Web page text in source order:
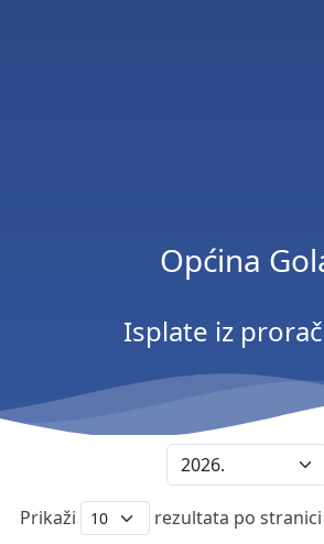
Općina
Isplate iz
Prikaži
rezultata po stranici